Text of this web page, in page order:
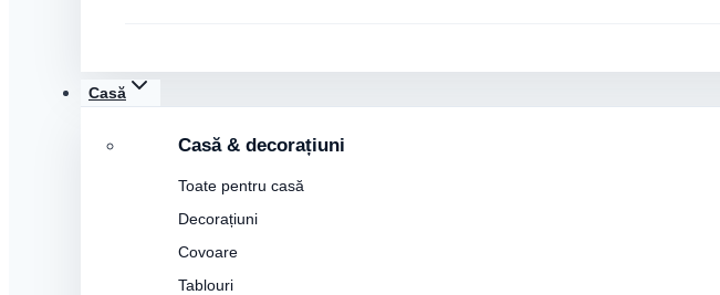
Casă
Casă & decorațiuni
Toate pentru casă
Decorațiuni
Covoare
Tablouri